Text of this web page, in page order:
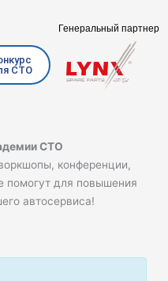
СТО
Генеральный партнер
СТО
конференции,
помогут для повышения
автосервиса!